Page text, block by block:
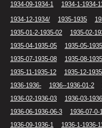
1934-09-1934-1
1934-1-1934-
1934-12-1934/
1935-1935
1935-01-2-1935-02
1935-02-
1935-04-1935-05
1935-05-
1935-07-1935-08
1935-08-
1935-11-1935-12
1935-12-
1936-1936-
1936--1936-01-2
1936-02-1936-03
1936-03-
1936-06-1936-06-3
1936-07-0-
1936-09-1936-1
1936-1-1936-